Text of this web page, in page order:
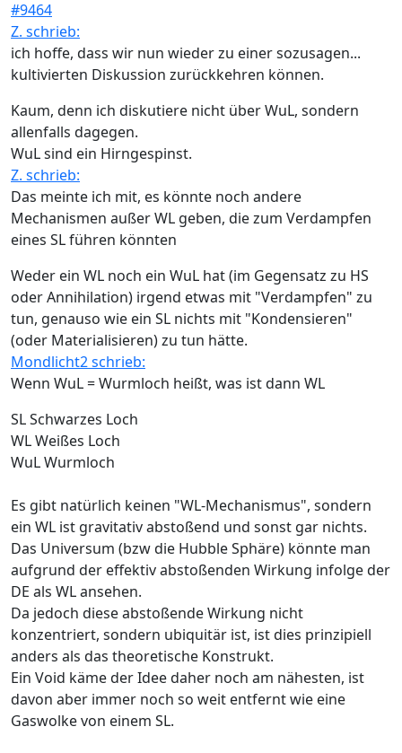
#9464
Z. schrieb:
ich hoffe, dass wir nun wieder zu einer sozusagen...
kultivierten Diskussion zurückkehren können.
Kaum, denn ich diskutiere nicht über WuL, sondern
allenfalls dagegen.
WuL sind ein Hirngespinst.
Z. schrieb:
Das meinte ich mit, es könnte noch andere
Mechanismen außer WL geben, die zum Verdampfen
eines SL führen könnten
Weder ein WL noch ein WuL hat (im Gegensatz zu HS
oder Annihilation) irgend etwas mit "Verdampfen" zu
tun, genauso wie ein SL nichts mit "Kondensieren"
(oder Materialisieren) zu tun hätte.
Mondlicht2 schrieb:
Wenn WuL = Wurmloch heißt, was ist dann WL
SL Schwarzes Loch
WL Weißes Loch
WuL Wurmloch
Es gibt natürlich keinen "WL-Mechanismus", sondern
ein WL ist gravitativ abstoßend und sonst gar nichts.
Das Universum (bzw die Hubble Sphäre) könnte man
aufgrund der effektiv abstoßenden Wirkung infolge der
DE als WL ansehen.
Da jedoch diese abstoßende Wirkung nicht
konzentriert, sondern ubiquitär ist, ist dies prinzipiell
anders als das theoretische Konstrukt.
Ein Void käme der Idee daher noch am nähesten, ist
davon aber immer noch so weit entfernt wie eine
Gaswolke von einem SL.